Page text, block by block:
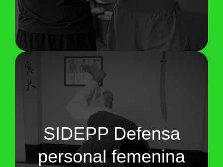
SIDEPP Defensa
personal femenina